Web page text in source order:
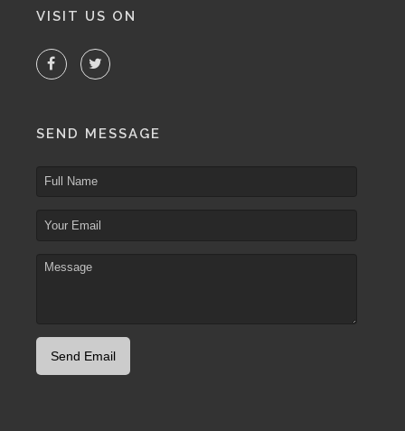
VISIT US ON
SEND MESSAGE